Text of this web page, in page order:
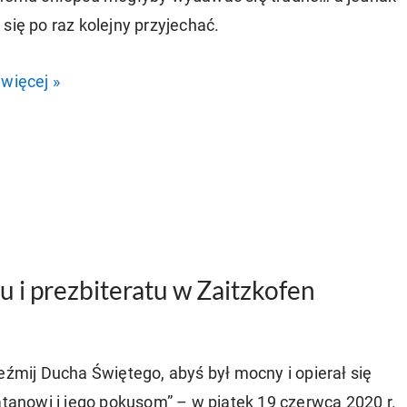
po raz kolejny przyjechać.
»
i prezbiteratu w Zaitzkofen
Ducha Świętego, abyś był mocny i opierał się
i jego pokusom” – w piątek 19 czerwca 2020 r.